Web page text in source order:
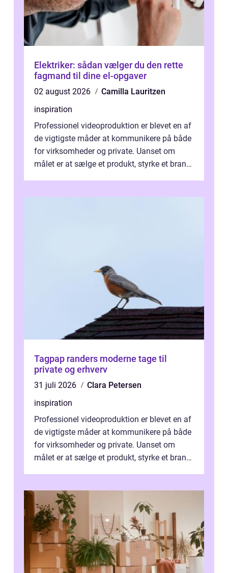
Elektriker: sådan vælger du den rette
fagmand til dine el-opgaver
02 august 2026
Camilla Lauritzen
inspiration
Professionel videoproduktion er blevet en af
de vigtigste måder at kommunikere på både
for virksomheder og private. Uanset om
målet er at sælge et produkt, styrke et brand,
Tagpap randers moderne tage til
private og erhverv
31 juli 2026
Clara Petersen
inspiration
Professionel videoproduktion er blevet en af
de vigtigste måder at kommunikere på både
for virksomheder og private. Uanset om
målet er at sælge et produkt, styrke et brand,